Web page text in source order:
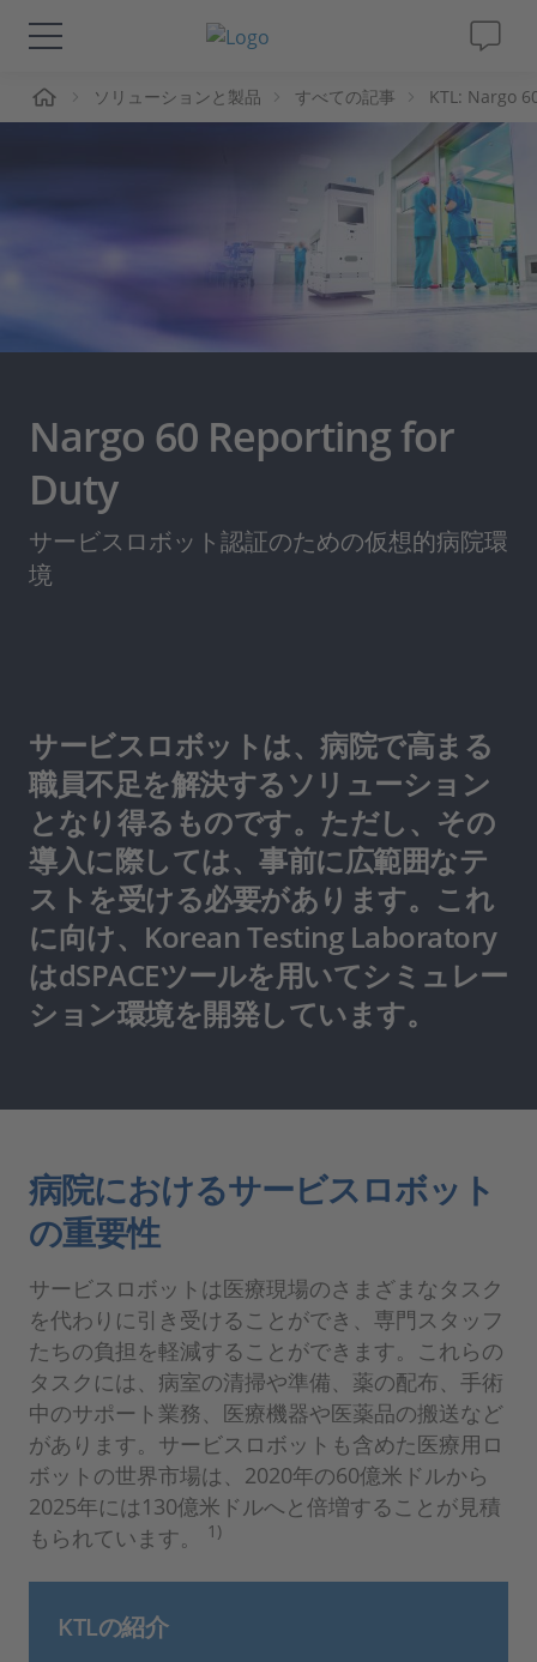
ソリューションと製品
採用情報
ソリューションと製品 すべての記事 KTL: Nargo
Nargo 60 Reporting for
Duty
サービスロボット認証のための仮想的病院環
境
サービスロボットは、病院で高まる
職員不足を解決するソリューション
となり得るものです。ただし、その
導入に際しては、事前に広範囲なテ
ストを受ける必要があります。これ
に向け、Korean Testing Laboratory
はdSPACEツールを用いてシミュレー
ション環境を開発しています。
病院におけるサービスロボット
の重要性
サービスロボットは医療現場のさまざまなタスク
を代わりに引き受けることができ、専門スタッフ
たちの負担を軽減することができます。これらの
タスクには、病室の清掃や準備、薬の配布、手術
中のサポート業務、医療機器や医薬品の搬送など
があります。サービスロボットも含めた医療用ロ
ボットの世界市場は、2020年の60億米ドルから
2025年には130億米ドルへと倍増することが見積
もられています。
1)
KTLの紹介